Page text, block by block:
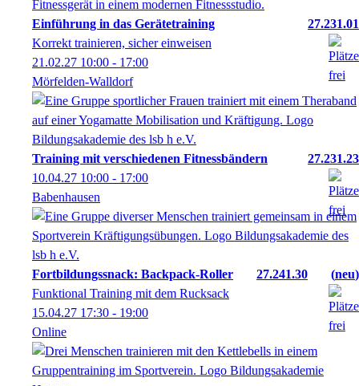
Einführung in das Gerätetraining
27.231.01
Korrekt trainieren, sicher einweisen
21.02.27 10:00 - 17:00
Mörfelden-Walldorf
Training mit verschiedenen Fitnessbändern
27.231.23
10.04.27 10:00 - 17:00
Babenhausen
Fortbildungssnack: Backpack-Roller 27.241.30
neu
Funktional Training mit dem Rucksack
15.04.27 17:30 - 19:00
Online